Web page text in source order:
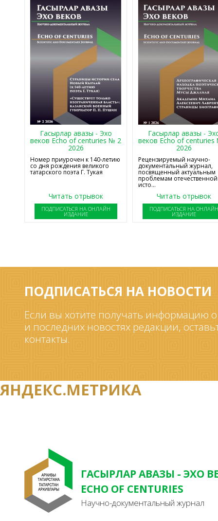
Гасырлар авазы - Эхо
веков Echo of centuries № 2
2026
Номер приурочен к 140-летию
со дня рождения великого
татарского поэта Г. Тукая
Читать отрывок
ПОДПИСАТЬСЯ НА ОНЛАЙН
ИЗДАНИЕ
Гасырлар авазы -
веков Echo of
2026
Рецензируемый научно-
документальный журнал,
посвященный актуальным
проблемам отечественной
исто...
Читать отрывок
ПОДПИСАТЬСЯ НА
ИЗДАНИЕ
ПОДПИСАТЬСЯ НА НОВОСТИ
Если вы хотите получать информацию
и последних новостях редакции,
контакты.
ЯНДЕКС.МЕТРИКА
ГАСЫРЛАР АВАЗЫ - ЭХО
ECHO OF CENTURIES
Научно-документальный журнал